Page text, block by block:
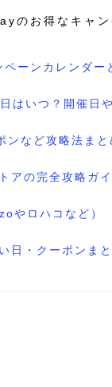
のお得なキャン
ーンカレンダー
はいつ？開催日
ンなど攻略法まと
アの完全攻略ガイ
やロハコなど）
日・クーポンま